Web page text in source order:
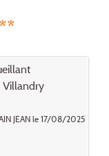
Villandry
JEAN le 17/08/2025